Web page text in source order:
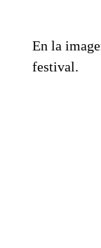
En la
festival.